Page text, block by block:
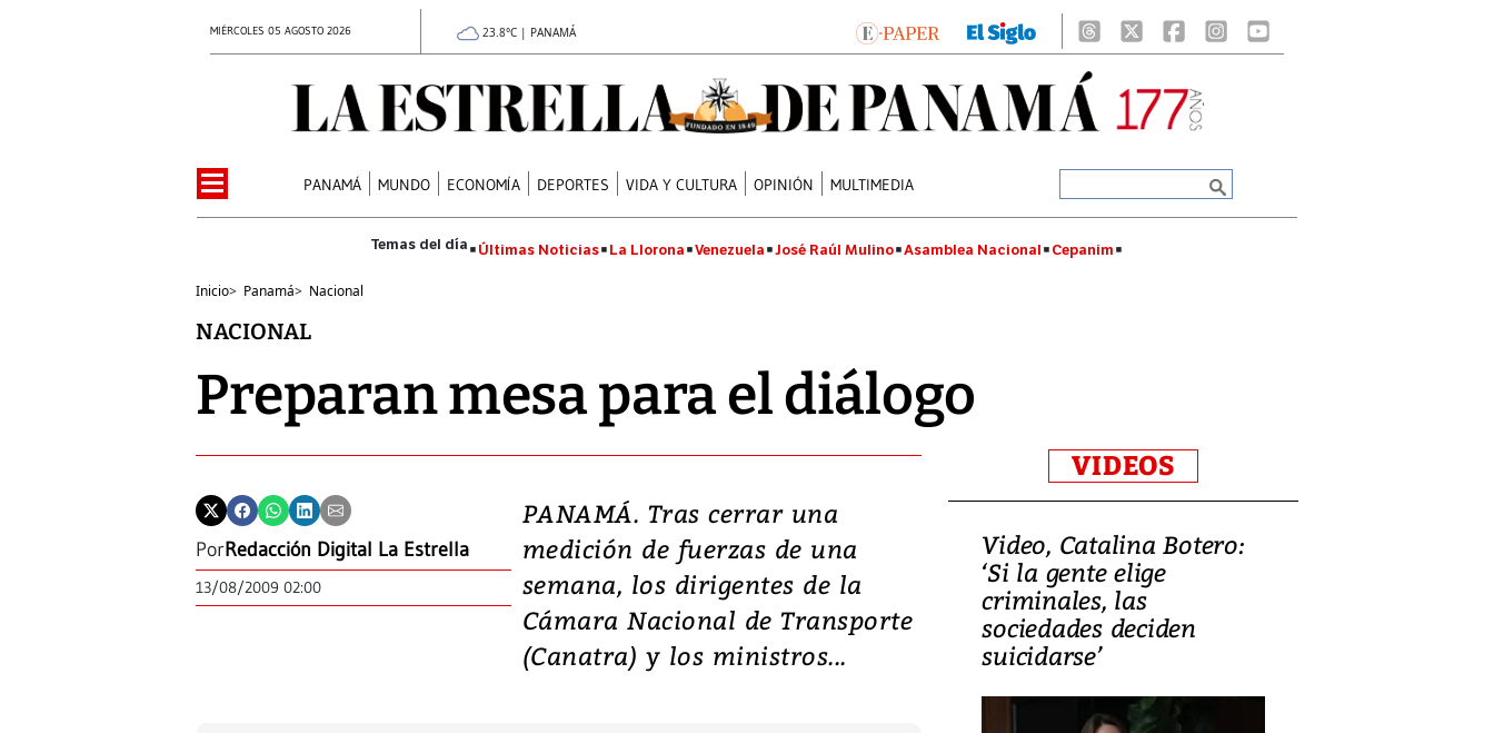
MIÉRCOLES 05 AGOSTO 2026 23.8°C | PANAMÁ
PANAMÁ MUNDO ECONOMÍA DEPORTES VIDA Y CULTURA OPINIÓN MULTIMEDIA
Últimas Noticias La Llorona Venezuela José Raúl Mulino Asamblea Nacional Cepanim
Inicio> Panamá> Nacional
NACIONAL
Preparan mesa para el diálogo
PorRedacción Digital La Estrella
13/08/2009 02:00
PANAMÁ. Tras cerrar una
medición de fuerzas de una
semana, los dirigentes de la
Cámara Nacional de Transporte
(Canatra) y los ministros...
VIDEOS
Video, Japón: Terremoto
deja heridos y graves
daños en Kumamoto
Video, Catalina Botero:
‘Si la gente elige
criminales, las
sociedades deciden
suicidarse’